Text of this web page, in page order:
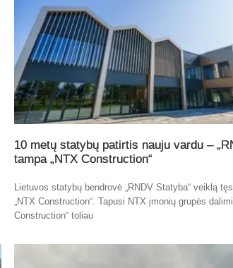
10 metų statybų patirtis nauju vardu –
tampa „NTX Construction“
Lietuvos statybų bendrovė „RNDV Statyba“ veiklą
„NTX Construction“. Tapusi NTX įmonių grupės
Construction“ toliau